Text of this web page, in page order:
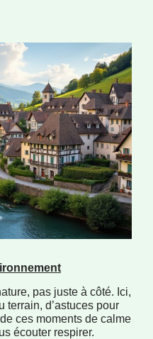
pas juste à côté. Ici,
terrain, d’astuces pour
ces moments de calme
écouter respirer.